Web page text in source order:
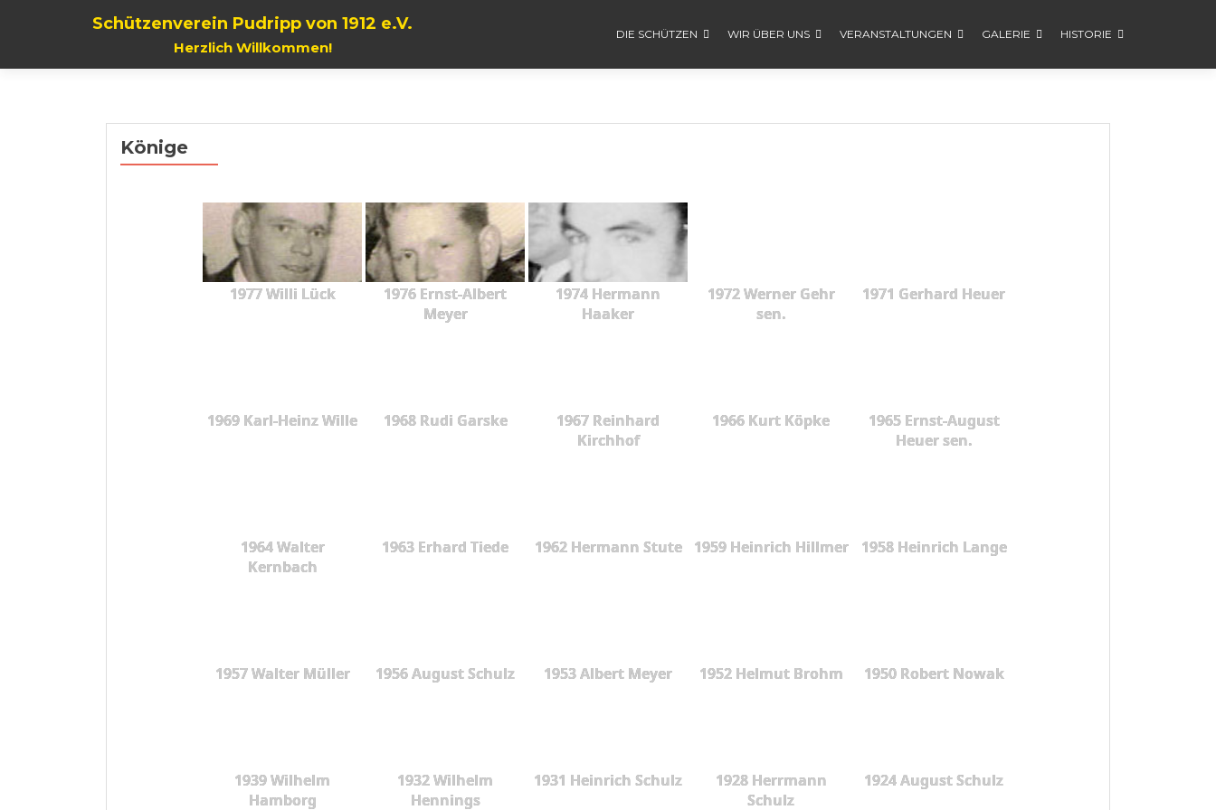
Schützenverein Pudripp von 1912 e.V.
Herzlich Willkommen!
DIE SCHÜTZEN WIR ÜBER UNS VERANSTALTUNGEN GALERIE HISTORIE
Könige
1977 Willi Lück
1976 Ernst-Albert
Meyer
1974 Hermann
Haaker
1972 Werner Gehr
sen.
1971 Gerhard Heuer
1969 Karl-Heinz Wille 1968 Rudi Garske
1967 Reinhard
Kirchhof
1966 Kurt Köpke
1965 Ernst-August
Heuer sen.
1964 Walter
Kernbach
1963 Erhard Tiede 1962 Hermann Stute 1959 Heinrich Hillmer 1958 Heinrich Lange
1957 Walter Müller 1956 August Schulz 1953 Albert Meyer 1952 Helmut Brohm 1950 Robert Nowak
1939 Wilhelm
Hamborg
1932 Wilhelm
Hennings
1931 Heinrich Schulz
1928 Herrmann
Schulz
1924 August Schulz